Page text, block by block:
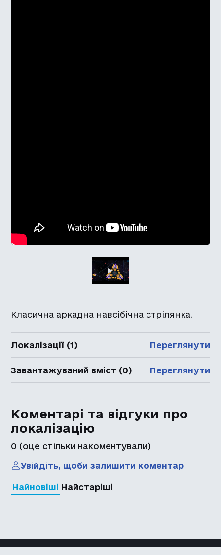
Класична аркадна навсібічна стрілянка.
Локалізації (1) Переглянути
Завантажуваний вміст (0) Переглянути
Коментарі та відгуки про
локалізацію
0 (оце стільки накоментували)
Увійдіть, щоби залишити коментар
Найновіші Найстаріші